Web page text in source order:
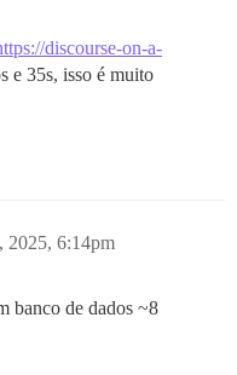
discourse-on-a-
e 35s, isso é muito
2025, 6:14pm
banco de dados ~8